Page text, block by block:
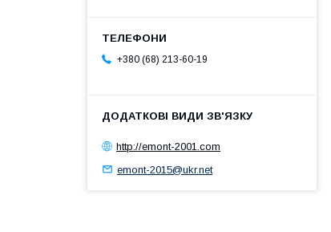
+380 (68) 213-60-19
http://emont-2001.com
emont-2015@ukr.net